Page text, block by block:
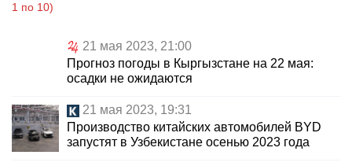
1 по 10)
21 мая 2023, 21:00
Прогноз погоды в Кыргызстане на 22 мая:
осадки не ожидаются
21 мая 2023, 19:31
Производство китайских автомобилей BYD
запустят в Узбекистане осенью 2023 года